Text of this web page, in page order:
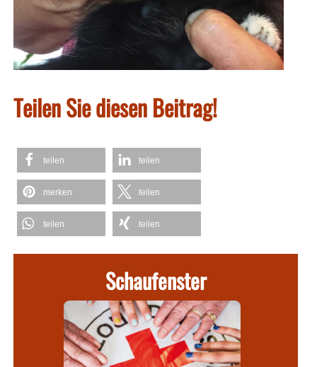
Teilen Sie diesen Beitrag!
teilen teilen
merken teilen
teilen teilen
Schaufenster